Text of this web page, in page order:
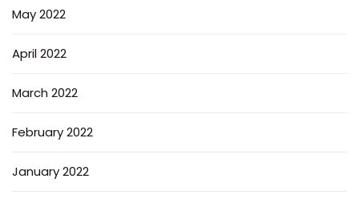
May 2022
April 2022
March 2022
February 2022
January 2022